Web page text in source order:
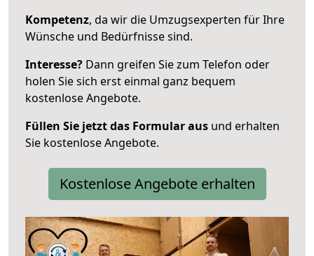
Kompetenz, da wir die Umzugsexperten für Ihre
Wünsche und Bedürfnisse sind.
Interesse? Dann greifen Sie zum Telefon oder
holen Sie sich erst einmal ganz bequem
kostenlose Angebote.
Füllen Sie jetzt das Formular aus und erhalten
Sie kostenlose Angebote.
Kostenlose Angebote erhalten